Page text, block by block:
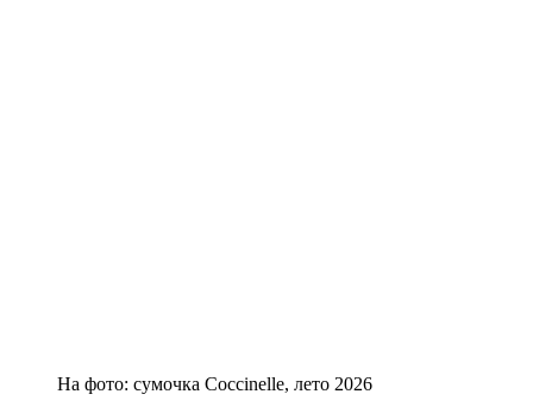
На фото: сумочка Coccinelle, лето 2026